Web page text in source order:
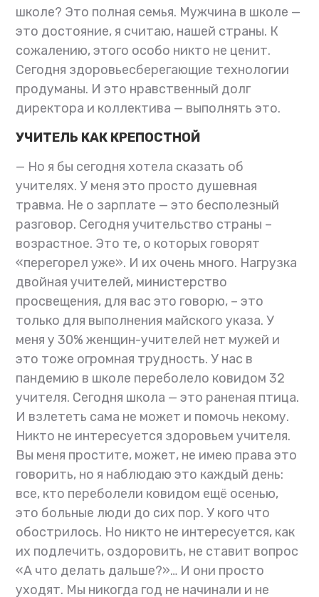
школе? Это полная семья. Мужчина в школе —
это достояние, я считаю, нашей страны. К
сожалению, этого особо никто не ценит.
Сегодня здоровьесберегающие технологии
продуманы. И это нравственный долг
директора и коллектива — выполнять это.
УЧИТЕЛЬ КАК КРЕПОСТНОЙ
— Но я бы сегодня хотела сказать об
учителях. У меня это просто душевная
травма. Не о зарплате — это бесполезный
разговор. Сегодня учительство страны –
возрастное. Это те, о которых говорят
«перегорел уже». И их очень много. Нагрузка
двойная учителей, министерство
просвещения, для вас это говорю, – это
только для выполнения майского указа. У
меня у 30% женщин-учителей нет мужей и
это тоже огромная трудность. У нас в
пандемию в школе переболело ковидом 32
учителя. Сегодня школа — это раненая птица.
И взлететь сама не может и помочь некому.
Никто не интересуется здоровьем учителя.
Вы меня простите, может, не имею права это
говорить, но я наблюдаю это каждый день:
все, кто переболели ковидом ещё осенью,
это больные люди до сих пор. У кого что
обострилось. Но никто не интересуется, как
их подлечить, оздоровить, не ставит вопрос
«А что делать дальше?»… И они просто
уходят. Мы никогда год не начинали и не